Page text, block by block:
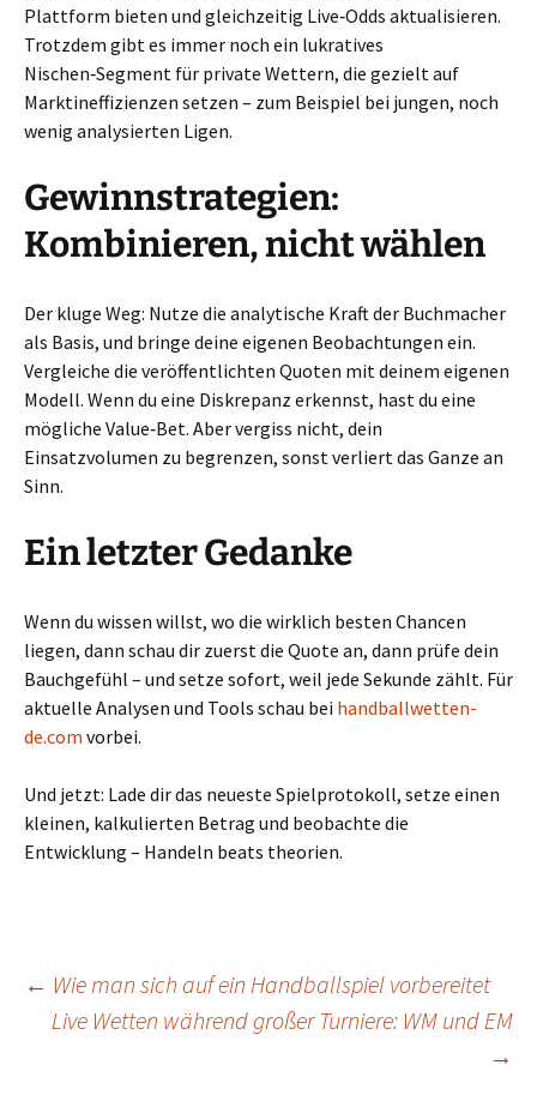
Plattform bieten und gleichzeitig Live‑Odds aktualisieren.
Trotzdem gibt es immer noch ein lukratives
Nischen‑Segment für private Wettern, die gezielt auf
Marktineffizienzen setzen – zum Beispiel bei jungen, noch
wenig analysierten Ligen.
Gewinnstrategien:
Kombinieren, nicht wählen
Der kluge Weg: Nutze die analytische Kraft der Buchmacher
als Basis, und bringe deine eigenen Beobachtungen ein.
Vergleiche die veröffentlichten Quoten mit deinem eigenen
Modell. Wenn du eine Diskrepanz erkennst, hast du eine
mögliche Value‑Bet. Aber vergiss nicht, dein
Einsatzvolumen zu begrenzen, sonst verliert das Ganze an
Sinn.
Ein letzter Gedanke
Wenn du wissen willst, wo die wirklich besten Chancen
liegen, dann schau dir zuerst die Quote an, dann prüfe dein
Bauchgefühl – und setze sofort, weil jede Sekunde zählt. Für
aktuelle Analysen und Tools schau bei handballwetten-
de.com vorbei.
Und jetzt: Lade dir das neueste Spielprotokoll, setze einen
kleinen, kalkulierten Betrag und beobachte die
Entwicklung – Handeln beats theorien.
Beitragsnavigation
← Wie man sich auf ein Handballspiel vorbereitet
Live Wetten während großer Turniere: WM und EM
→